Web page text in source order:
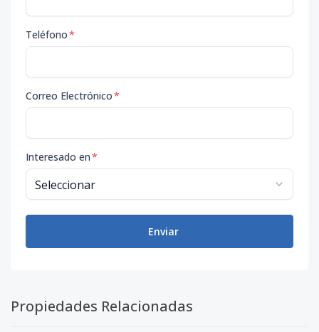
Teléfono*
Correo Electrónico*
Interesado en*
Enviar
Propiedades Relacionadas